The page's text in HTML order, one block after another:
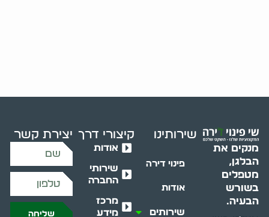
מנקים את
הבלגן,
מטפלים
בשורש
הבעיה.
שירותינו
פינוי דירה
אודות
שירותים
קיצורי דרך
אודות
שירותי
החברה
מרכז
מידע
יצירת קשר
שליחה